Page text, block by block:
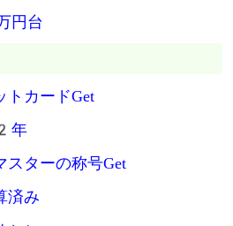
0円
1年
年
活
気代0円生活